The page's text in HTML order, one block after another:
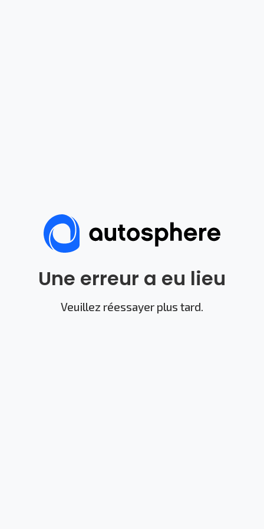
Une erreur a eu lieu
Veuillez réessayer plus tard.